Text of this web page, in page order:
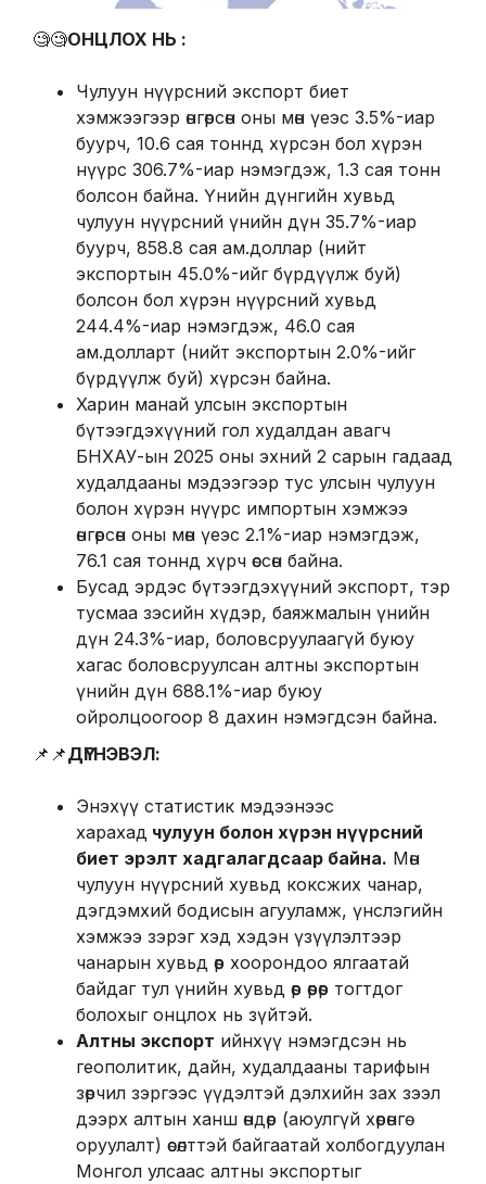
🧐🧐ОНЦЛОХ НЬ :
Чулуун нүүрсний экспорт биет
хэмжээгээр өнгөрсөн оны мөн үеэс 3.5%-иар
буурч, 10.6 сая тоннд хүрсэн бол хүрэн
нүүрс 306.7%-иар нэмэгдэж, 1.3 сая тонн
болсон байна. Үнийн дүнгийн хувьд
чулуун нүүрсний үнийн дүн 35.7%-иар
буурч, 858.8 сая ам.доллар (нийт
экспортын 45.0%-ийг бүрдүүлж буй)
болсон бол хүрэн нүүрсний хувьд
244.4%-иар нэмэгдэж, 46.0 сая
ам.долларт (нийт экспортын 2.0%-ийг
бүрдүүлж буй) хүрсэн байна.
Харин манай улсын экспортын
бүтээгдэхүүний гол худалдан авагч
БНХАУ-ын 2025 оны эхний 2 сарын гадаад
худалдааны мэдээгээр тус улсын чулуун
болон хүрэн нүүрс импортын хэмжээ
өнгөрсөн оны мөн үеэс 2.1%-иар нэмэгдэж,
76.1 сая тоннд хүрч өссөн байна.
Бусад эрдэс бүтээгдэхүүний экспорт, тэр
тусмаа зэсийн хүдэр, баяжмалын үнийн
дүн 24.3%-иар, боловсруулаагүй буюу
хагас боловсруулсан алтны экспортын
үнийн дүн 688.1%-иар буюу
ойролцоогоор 8 дахин нэмэгдсэн байна.
📌📌ДҮГНЭВЭЛ:
Энэхүү статистик мэдээнээс
харахад чулуун болон хүрэн нүүрсний
биет эрэлт хадгалагдсаар байна. Мөн
чулуун нүүрсний хувьд коксжих чанар,
дэгдэмхий бодисын агууламж, үнслэгийн
хэмжээ зэрэг хэд хэдэн үзүүлэлтээр
чанарын хувьд өөр хоорондоо ялгаатай
байдаг тул үнийн хувьд өөр өөрөөр тогтдог
болохыг онцлох нь зүйтэй.
Алтны экспорт ийнхүү нэмэгдсэн нь
геополитик, дайн, худалдааны тарифын
зөрчил зэргээс үүдэлтэй дэлхийн зах зээл
дээрх алтын ханш өндөр (аюулгүй хөрөнгө
оруулалт) өсөлттэй байгаатай холбогдуулан
Монгол улсаас алтны экспортыг